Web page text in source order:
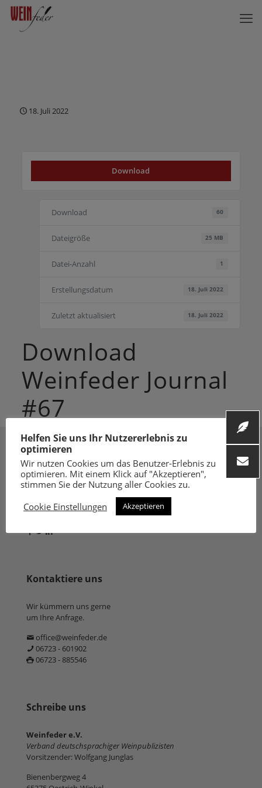
18. Juli 2022
Download
Download 60
Dateigröße 25 MB
Datei-Anzahl 1
Erstellungsdatum 18. Juli 2022
Zuletzt aktualisiert 18. Juli 2022
Download
Weinfeder Journal
#67
Folge uns
Kontaktiere uns
Wir kümmern uns gerne
um Ihre Anfrage.
office@weinfeder.de
06723 - 601902
06723 - 885546
Schreibe uns
Weinfeder e.V.
Verband deutschsprachiger Weinpublizisten
Vorsitzender: Wolfgang Junglas
Bienenbergweg 4
Helfen Sie uns Ihr Nutzererlebnis zu
optimieren
Wir nutzen Cookies um das Benutzer-Erlebnis zu
optimieren. Mit einem Klick auf "Akzeptieren",
stimmen Sie der Nutzung aller Cookies zu.
Cookie Einstellungen
Akzeptieren